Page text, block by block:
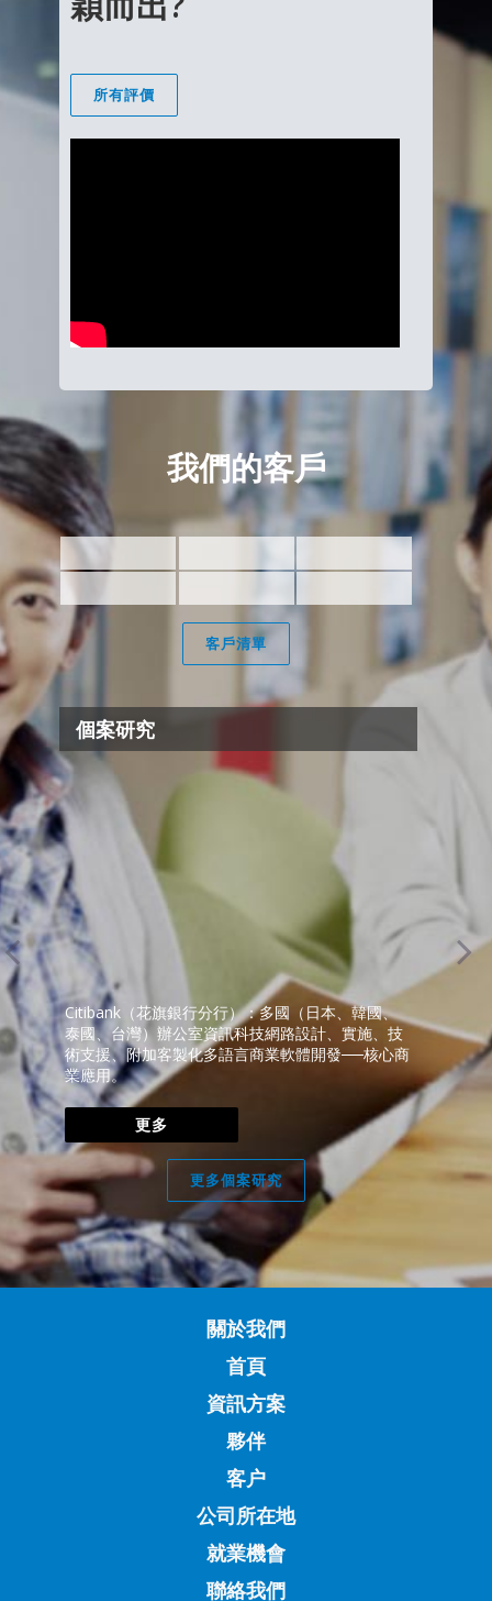
所有評價
我們的客戶
客戶清單
個案研究
Citibank（花旗銀行分行）：多國（日本、韓國、
泰國、台灣）辦公室資訊科技網路設計、實施、技
術支援、附加客製化多語言商業軟體開發──核心商
業應用。
更多
公
更多個案研究
關於我們
首頁
資訊方案
夥伴
客户
公司所在地
就業機會
聯絡我們